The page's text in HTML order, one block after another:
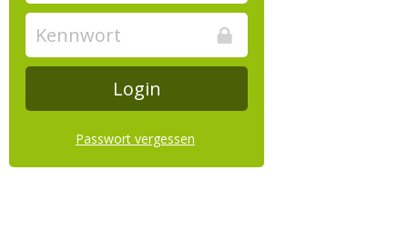
Passwort vergessen